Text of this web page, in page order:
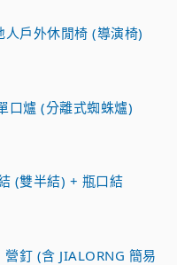
戶外休閒椅 (導演椅)
口爐 (分離式蜘蛛爐)
(雙半結) + 瓶口結
釘 (含 JIALORNG 簡易